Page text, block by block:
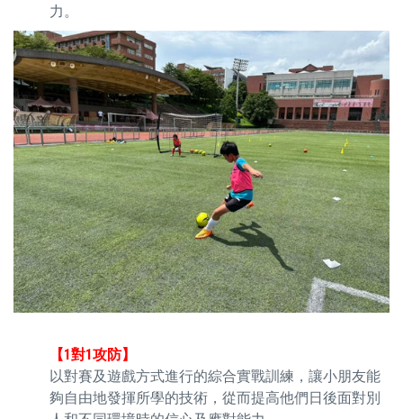
力。
【1對1攻防】
以對賽及遊戲方式進行的綜合實戰訓練，讓小朋友能
夠自由地發揮所學的技術，從而提高他們日後面對別